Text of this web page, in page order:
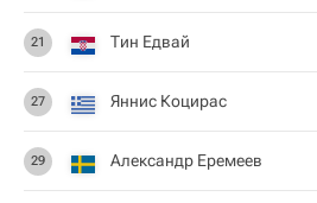
21 Тин Едвай
27 Яннис Коцирас
29 Александр Еремеев